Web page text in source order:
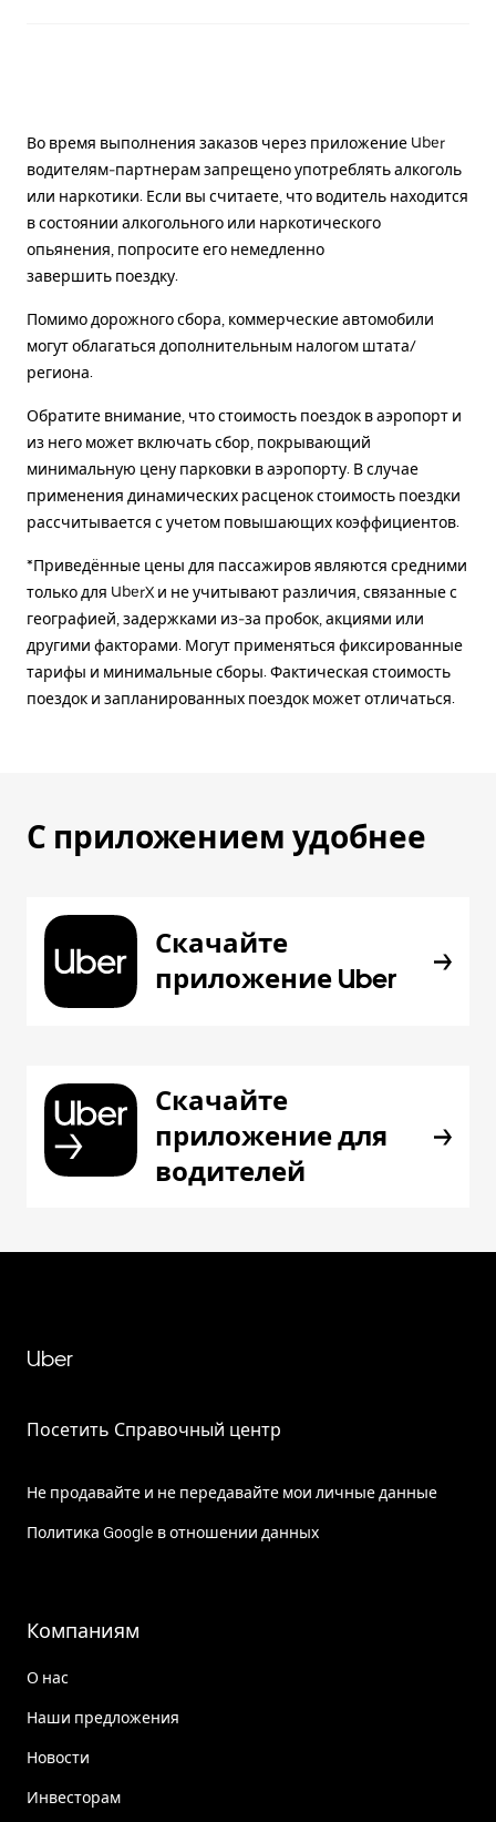
Во время выполнения заказов через приложение Uber
водителям-партнерам запрещено употреблять алкоголь
или наркотики. Если вы считаете, что водитель находится
в состоянии алкогольного или наркотического
опьянения, попросите его немедленно
завершить поездку.
Помимо дорожного сбора, коммерческие автомобили
могут облагаться дополнительным налогом штата/
региона.
Обратите внимание, что стоимость поездок в аэропорт и
из него может включать сбор, покрывающий
минимальную цену парковки в аэропорту. В случае
применения динамических расценок стоимость поездки
рассчитывается с учетом повышающих коэффициентов.
*Приведённые цены для пассажиров являются средними
только для UberX и не учитывают различия, связанные с
географией, задержками из-за пробок, акциями или
другими факторами. Могут применяться фиксированные
тарифы и минимальные сборы. Фактическая стоимость
поездок и запланированных поездок может отличаться.
С приложением удобнее
Скачайте
приложение Uber
Скачайте
приложение для
водителей
Uber
Посетить Справочный центр
Не продавайте и не передавайте мои личные данные
Политика Google в отношении данных
Компаниям
О нас
Наши предложения
Новости
Инвесторам